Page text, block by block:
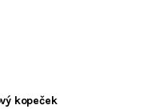
kopeček